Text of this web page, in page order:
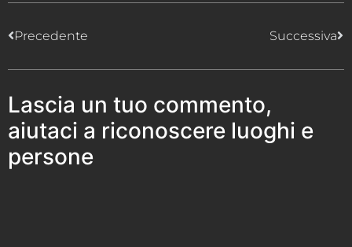
Precedente Successiva
Lascia un tuo commento,
aiutaci a riconoscere luoghi e
persone